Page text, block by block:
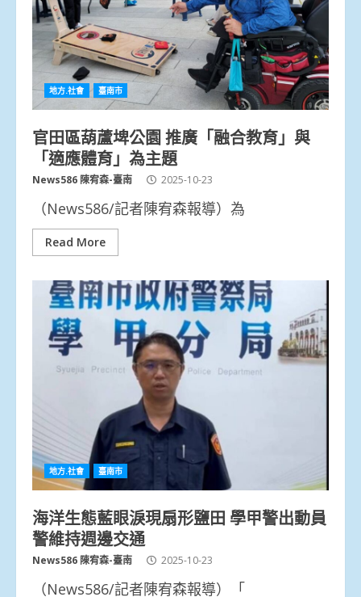
地方.社會 臺南市
官田區葫蘆埤公園 推廣「融合教育」與
「適應體育」為主題
News586 陳宥森-臺南 2025-10-23
（News586/記者陳宥森報導）為
Read More
地方.社會 臺南市
海洋生態藍眼淚現扇形鹽田 學甲警出動員
警維持週邊交通
News586 陳宥森-臺南 2025-10-23
（News586/記者陳宥森報導）「